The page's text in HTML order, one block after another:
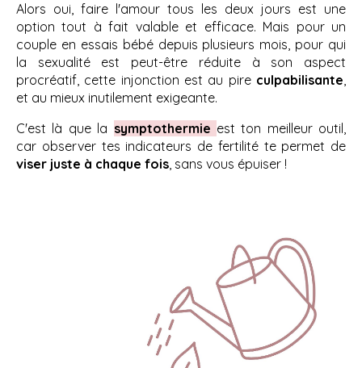
Alors oui, faire l'amour tous les deux jours est une
option tout à fait valable et efficace. Mais pour un
couple en essais bébé depuis plusieurs mois, pour qui
la sexualité est peut-être réduite à son aspect
procréatif, cette injonction est au pire culpabilisante,
et au mieux inutilement exigeante.
C'est là que la symptothermie est ton meilleur outil,
car observer tes indicateurs de fertilité te permet de
viser juste à chaque fois, sans vous épuiser !